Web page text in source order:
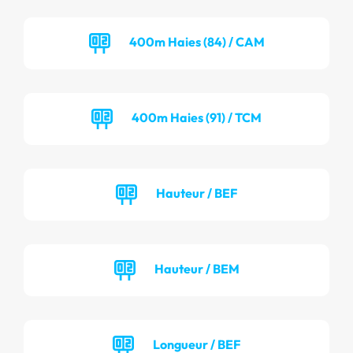
400m Haies (84) / CAM
400m Haies (91) / TCM
Hauteur / BEF
Hauteur / BEM
Longueur / BEF